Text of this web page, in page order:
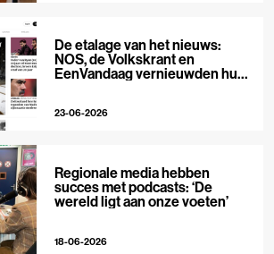
De etalage van het nieuws:
NOS, de Volkskrant en
EenVandaag vernieuwden hun
23-06-2026
Regionale media hebben
succes met podcasts: ‘De
wereld ligt aan onze voeten’
18-06-2026